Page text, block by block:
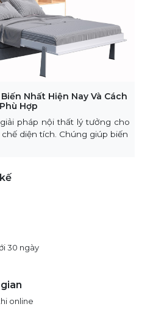
Nhất Hiện Nay Và Cách
Hợp
pháp nội thất lý tưởng cho
diện tích. Chúng giúp biến
30 ngày
online